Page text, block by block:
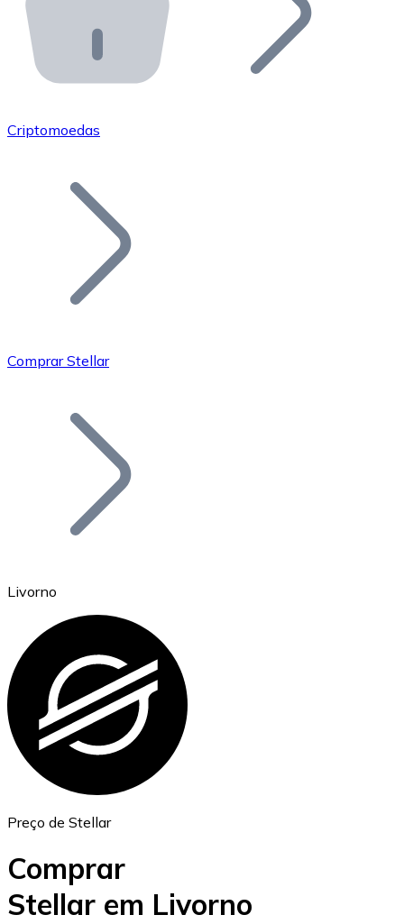
API Bitnovo
Integre nossa API no seu ecossistema.
Junte-se à nossa rede de revendedores e comercialize
Adicione o token do seu projeto ao nosso serviço de
Bitcoin
Ethereum
ETH
Criptomoedas
Comprar Stellar
Livorno
Preço de Stellar
Comprar
Stellar em Livorno